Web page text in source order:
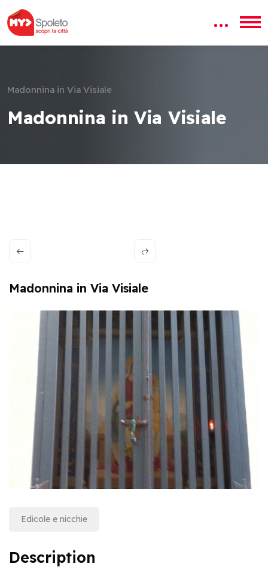
Madonnina in Via Visiale
Madonnina in Via Visiale
Madonnina in Via Visiale
Edicole e nicchie
Description